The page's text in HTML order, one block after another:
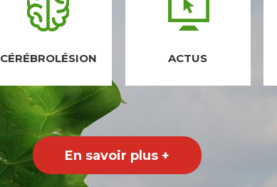
CÉRÉBROLÉSION ACTUS
En savoir plus +